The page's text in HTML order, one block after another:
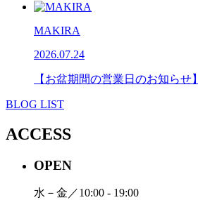
MAKIRA
2026.07.24
【お盆期間の営業日のお知らせ】
BLOG LIST
ACCESS
OPEN
水－金／10:00 - 19:00